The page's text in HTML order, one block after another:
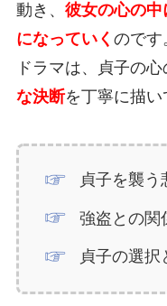
動き、 彼女の心の
になっていく のです
ドラマは、貞子の
な決断を丁寧に描い
貞子を襲う
強盗との関
貞子の選択